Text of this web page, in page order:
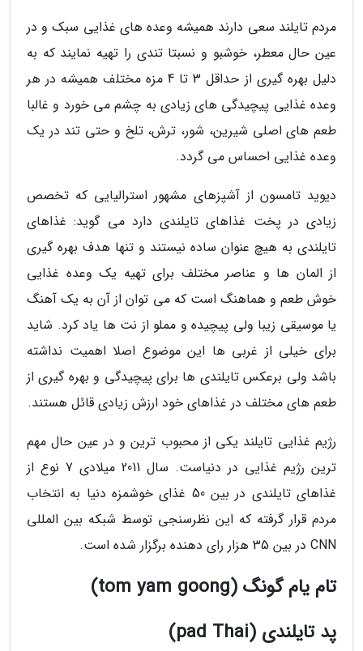
مردم تایلند سعی دارند همیشه وعده های غذایی سبک و در
عین حال معطر، خوشبو و نسبتا تندی را تهیه نمایند که به
دلیل بهره گیری از حداقل 3 تا 4 مزه مختلف همیشه در هر
وعده غذایی پیچیدگی های زیادی به چشم می خورد و غالبا
طعم های اصلی شیرین، شور، ترش، تلخ و حتی تند در یک
وعده غذایی احساس می گردد.
دیوید تامسون از آشپزهای مشهور استرالیایی که تخصص
زیادی در پخت غذاهای تایلندی دارد می گوید: غذاهای
تایلندی به هیچ عنوان ساده نیستند و تنها هدف بهره گیری
از المان ها و عناصر مختلف برای تهیه یک وعده غذایی
خوش طعم و هماهنگ است که می توان از آن به یک آهنگ
یا موسیقی زیبا ولی پیچیده و مملو از نت ها یاد کرد. شاید
برای خیلی از غربی ها این موضوع اصلا اهمیت نداشته
باشد ولی برعکس تایلندی ها برای پیچیدگی و بهره گیری از
طعم های مختلف در غذاهای خود ارزش زیادی قائل هستند.
رژیم غذایی تایلند یکی از محبوب ترین و در عین حال مهم
ترین رژیم غذایی در دنیاست. سال 2011 میلادی 7 نوع از
غذاهای تایلندی در بین 50 غذای خوشمزه دنیا به انتخاب
مردم قرار گرفته که این نظرسنجی توسط شبکه بین المللی
CNN در بین 35 هزار رای دهنده برگزار شده است.
تام یام گونگ (tom yam goong)
پد تایلندی (pad Thai)